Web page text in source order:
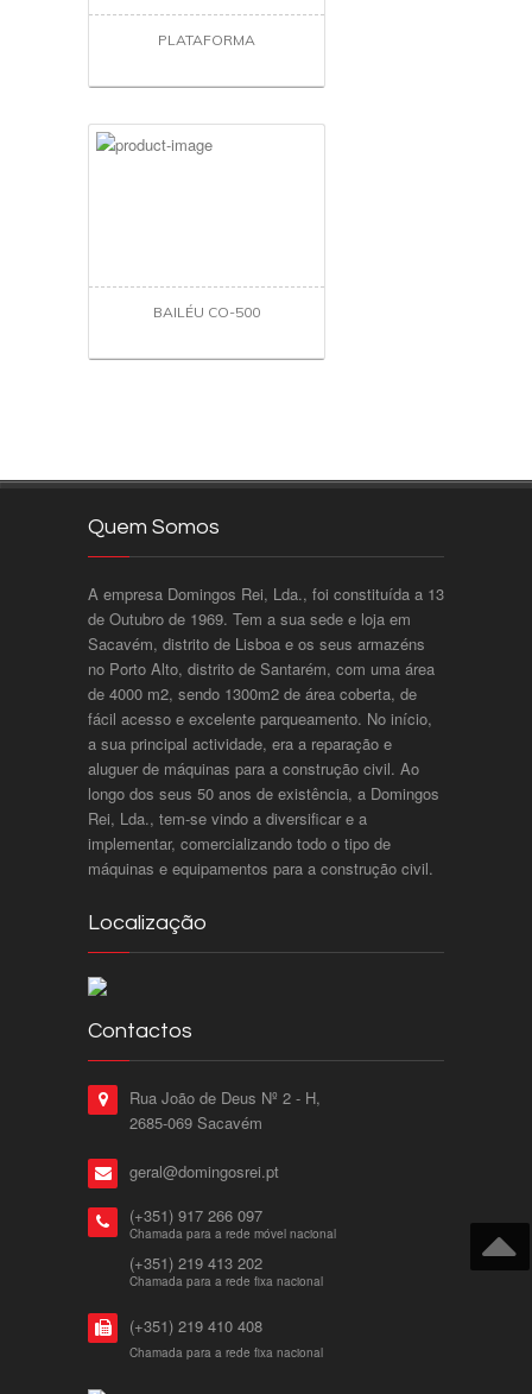
PLATAFORMA
BAILÉU CO-500
Quem Somos
A empresa Domingos Rei, Lda., foi constituída a 13
de Outubro de 1969. Tem a sua sede e loja em
Sacavém, distrito de Lisboa e os seus armazéns
no Porto Alto, distrito de Santarém, com uma área
de 4000 m2, sendo 1300m2 de área coberta, de
fácil acesso e excelente parqueamento. No início,
a sua principal actividade, era a reparação e
aluguer de máquinas para a construção civil. Ao
longo dos seus 50 anos de existência, a Domingos
Rei, Lda., tem-se vindo a diversificar e a
implementar, comercializando todo o tipo de
máquinas e equipamentos para a construção civil.
Localização
Contactos
Rua João de Deus Nº 2 - H,
2685-069 Sacavém
geral@domingosrei.pt
(+351) 917 266 097
Chamada para a rede móvel nacional
(+351) 219 413 202
Chamada para a rede fixa nacional
(+351) 219 410 408
Chamada para a rede fixa nacional